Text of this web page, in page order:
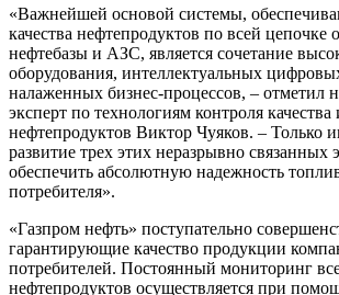
«Важнейшей основой системы,
качества нефтепродуктов по всей цепочке
нефтебазы и АЗС, является сочетание
оборудования, интеллектуальных
налаженных бизнес-процессов, – отметил
эксперт по технологиям контроля качества
нефтепродуктов Виктор Чуяков. – Только
развитие трех этих неразрывно связанных
обеспечить абсолютную надежность
потребителя».
«Газпром нефть» поступательно
гарантирующие качество продукции
потребителей. Постоянный мониторинг
нефтепродуктов осуществляется при